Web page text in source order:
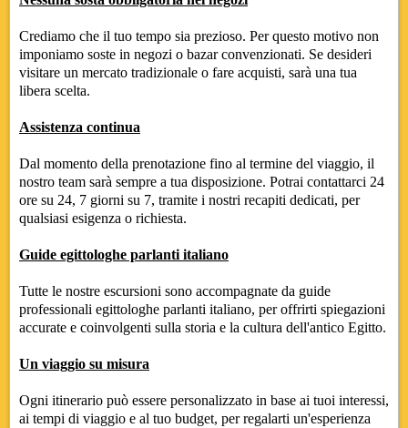
Crediamo che il tuo tempo sia prezioso. Per questo motivo non
imponiamo soste in negozi o bazar convenzionati. Se desideri
visitare un mercato tradizionale o fare acquisti, sarà una tua
libera scelta.
Assistenza continua
Dal momento della prenotazione fino al termine del viaggio, il
nostro team sarà sempre a tua disposizione. Potrai contattarci 24
ore su 24, 7 giorni su 7, tramite i nostri recapiti dedicati, per
qualsiasi esigenza o richiesta.
Guide egittologhe parlanti italiano
Tutte le nostre escursioni sono accompagnate da guide
professionali egittologhe parlanti italiano, per offrirti spiegazioni
accurate e coinvolgenti sulla storia e la cultura dell'antico Egitto.
Un viaggio su misura
Ogni itinerario può essere personalizzato in base ai tuoi interessi,
ai tempi di viaggio e al tuo budget, per regalarti un'esperienza